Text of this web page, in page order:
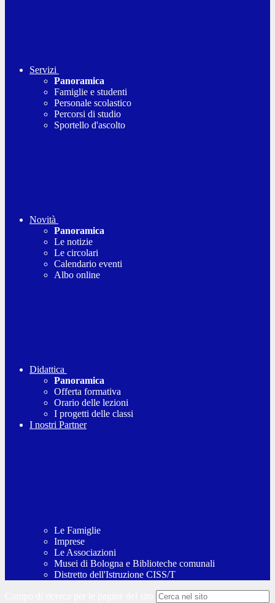
Servizi
Panoramica
Famiglie e studenti
Personale scolastico
Percorsi di studio
Sportello d'ascolto
Novità
Panoramica
Le notizie
Le circolari
Calendario eventi
Albo online
Didattica
Panoramica
Offerta formativa
Orario delle lezioni
I progetti delle classi
I nostri Partner
Le Famiglie
Imprese
Le Associazioni
Musei di Bologna e Biblioteche comunali
Distretto dell'Istruzione CISS/T